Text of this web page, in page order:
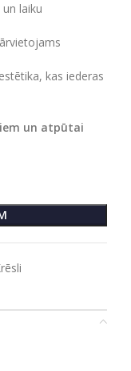
laiku
kas iederas
un atpūtai